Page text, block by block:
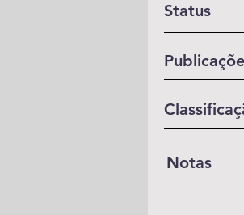
Status
Notas